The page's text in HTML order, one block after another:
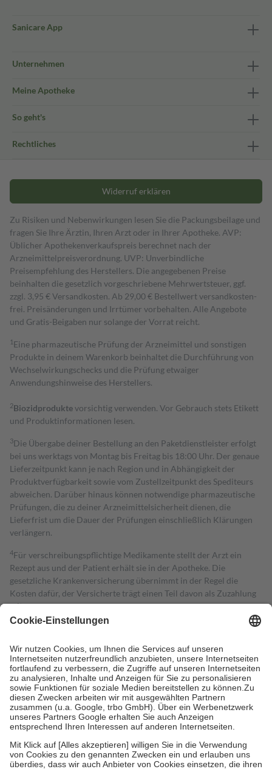
Sanicare App
Unternehmen
Meine Apotheke
So geht's
Rechtliches
Widerruf erklären
Zu Risiken und Nebenwirkungen lesen Sie die Packungsbeilage und
fragen Sie Ihre Ärztin, Ihren Arzt oder in Ihrer Apotheke. AVP:
Üblicher Apothekenverkaufspreis berechnet nach der
Arzneimittelpreisverordnung. UVP: Unverbindliche
Preisempfehlung des Herstellers. Die angegebenen Preise
beinhalten die gesetzlich vorgeschriebene Mehrwertsteuer, ggf.
zzgl. 3,95 € Versandkosten. Ab 29,00 € Bestell­wert versand­kosten­
frei. Preisänderungen und Irrtümer vorbehalten. Alle Angebote
und Gratis-Beigaben nur solange der Vorrat reicht.
1 Eine pharmazeutische Prüfung der Arzneimittel und sonstigen
Produkte in deinem Warenkorb beinhaltet die Durchführung von
Wechselwirkungschecks und die Prüfung etwaiger
Anwendungshinweise des Herstellers.
2Biozidproduktevorsichtig verwenden. Vor Gebrauch stets Etikett
und Produktinformationen lesen.
3Die Übergabe deiner Bestellung an den Paketdienstleister erfolgt
bei uns werktags von Montag bis Freitag bis 18:00 Uhr. Der genaue
Lieferzeitpunkt kann je nach Region und in Abhängigkeit der
Produktverfügbarkeit sowie vom Zustellzeitpunkt des Spediteurs
abweichen. Darüber hinaus können notwendige pharmazeutische
Prüfungen, die zu deiner Arzneimittelsicherheit dienen, die
Lieferfrist um die Dauer der Prüfungen einschließlich Klärungen
verlängern.
4Für verschreibungspflichtige Medikamente stellt der Arzt ein
Rezept aus und der Patient erhält sie in der Apotheke. Die
gesetzliche Krankenversicherung übernimmt in der Regel die
Kosten dafür, der Versicherte trägt einen Teil davon als Zuzahlung
mit.
Grundsätzlich leisten Mitglieder Zuzahlungen in Höhe von zehn
höchstens zehn Euro.
Es sind jedoch nie mehr als die tatsächlichen
Kosten der Leistung zu entrichten.
Diese Regeln gelten grundsätzlich auch für Online-Apotheken.
Bei Heilmitteln und häuslicher Krankenpflege beträgt die
Zuzahlung zehn Prozent der Kosten sowie zehn Euro je
Verordnung.
Um das Engagement der Versicherten für ihre eigene Gesundheit zu
stärken und die besondere Stellung der Familie zu unterstützen,
fallenkeine Zuzahlungenan bei:
• Kindern und Jugendlichen bis zum vollendeten 18. Lebensjahr